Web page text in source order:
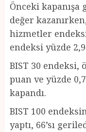
Önceki kapanışa
değer
hizmetler
endeksi yüzde
BIST 30 endeksi,
puan ve yüzde
kapandı.
BIST 100
yaptı, 66’sı